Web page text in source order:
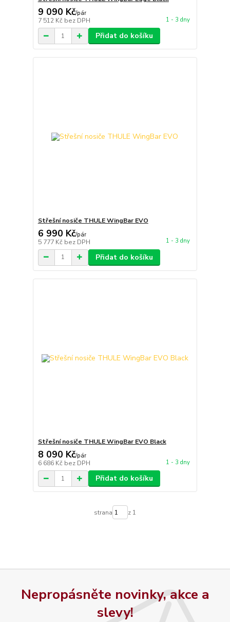
9 090 Kč/pár
7 512 Kč bez DPH 1 - 3 dny
Přidat do košíku
Střešní nosiče THULE WingBar EVO
6 990 Kč/pár
5 777 Kč bez DPH 1 - 3 dny
Přidat do košíku
Střešní nosiče THULE WingBar EVO Black
8 090 Kč/pár
6 686 Kč bez DPH 1 - 3 dny
Přidat do košíku
strana z 1
Nepropásněte novinky, akce a
slevy!